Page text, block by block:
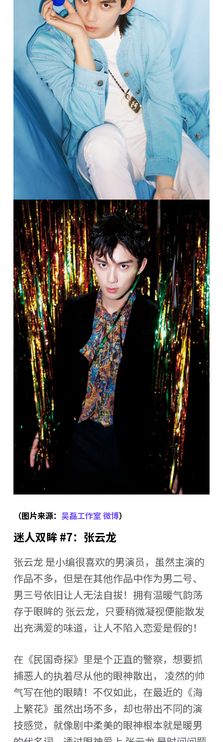
（图片来源： 吴磊工作室 微博）
迷人双眸 #7：张云龙
张云龙 是小编很喜欢的男演员，虽然主演的
作品不多，但是在其他作品中作为男二号、
男三号依旧让人无法自拔！拥有温暖气韵荡
存于眼眸的 张云龙，只要稍微凝视便能散发
出充满爱的味道，让人不陷入恋爱是假的！
在《民国奇探》里是个正直的警察，想要抓
捕恶人的执着尽从他的眼神散出， 凌然的帅
气写在他的眼睛！不仅如此，在最近的《海
上繁花》虽然出场不多，却也带出不同的演
技感觉，就像剧中柔美的眼神根本就是暖男